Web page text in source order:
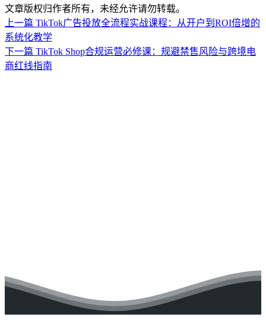
文章版权归作者所有，未经允许请勿转载。
上一篇 TikTok广告投放全流程实战课程：从开户到ROI倍增的
系统化教学
下一篇 TikTok Shop合规运营必修课：规避禁售风险与跨境电
商红线指南